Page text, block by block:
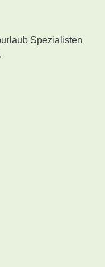
Spezialisten